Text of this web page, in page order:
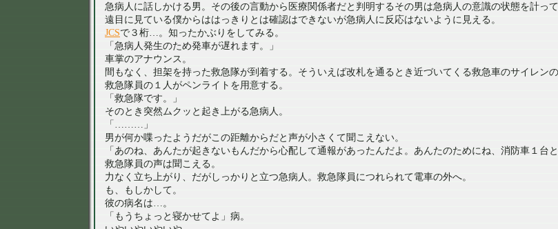
急病人に話しかける男。その後の言動から医療関係者だと判明するその男は急病人の意識の状態を計って
遠目に見ている僕からははっきりとは確認はできないが急病人に反応はないように見える。
JCSで３桁…。知ったかぶりをしてみる。
「急病人発生のため発車が遅れます。」
車掌のアナウンス。
間もなく、担架を持った救急隊が到着する。そういえば改札を通るとき近づいてくる救急車のサイレンの
救急隊員の１人がペンライトを用意する。
「救急隊です。」
そのとき突然ムクッと起き上がる急病人。
「………」
男が何か喋ったようだがこの距離からだと声が小さくて聞こえない。
「あのね、あんたが起きないもんだから心配して通報があったんだよ。あんたのためにね、消防車１台
救急隊員の声は聞こえる。
力なく立ち上がり、だがしっかりと立つ急病人。救急隊員につれられて電車の外へ。
も、もしかして。
彼の病名は…。
「もうちょっと寝かせてよ」病。